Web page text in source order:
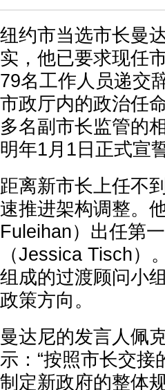
纽约市当选市长曼
实，他已要求现任
79名工作人员递交
市政厅内的政治任
多名副市长监管的
明年1月1日正式宣
距离新市长上任不
速推进架构调整。
Fuleihan）出任第
（Jessica Tisch）
组成的过渡顾问小
政策方向。
曼达尼的发言人佩
示：“按照市长交
制定新政府的整体